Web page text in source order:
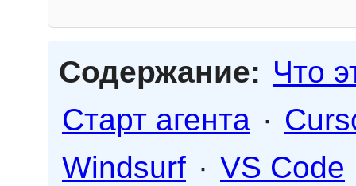
Содержание: Что
Старт агента ·
Windsurf · VS Code